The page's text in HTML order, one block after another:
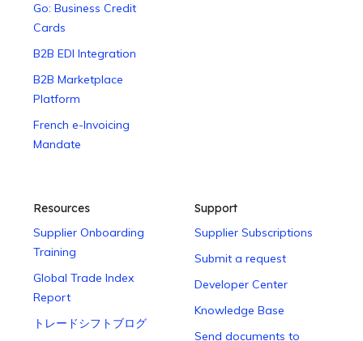
Go: Business Credit
Cards
B2B EDI Integration
B2B Marketplace
Platform
French e-Invoicing
Mandate
Resources
Supplier Onboarding
Training
Global Trade Index
Report
トレードシフトブログ
Support
Supplier Subscriptions
Submit a request
Developer Center
Knowledge Base
Send documents to